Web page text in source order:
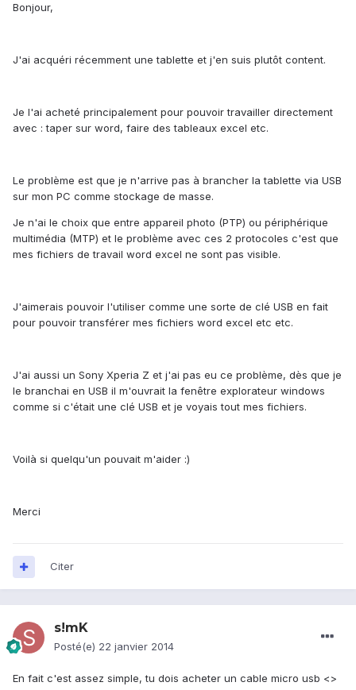
Bonjour,
J'ai acquéri récemment une tablette et j'en suis plutôt content.
Je l'ai acheté principalement pour pouvoir travailler directement
avec : taper sur word, faire des tableaux excel etc.
Le problème est que je n'arrive pas à brancher la tablette via USB
sur mon PC comme stockage de masse.
Je n'ai le choix que entre appareil photo (PTP) ou périphérique
multimédia (MTP) et le problème avec ces 2 protocoles c'est que
mes fichiers de travail word excel ne sont pas visible.
J'aimerais pouvoir l'utiliser comme une sorte de clé USB en fait
pour pouvoir transférer mes fichiers word excel etc etc.
J'ai aussi un Sony Xperia Z et j'ai pas eu ce problème, dès que je
le branchai en USB il m'ouvrait la fenêtre explorateur windows
comme si c'était une clé USB et je voyais tout mes fichiers.
Voilà si quelqu'un pouvait m'aider :)
Merci
Citer
s!mK
Posté(e) 22 janvier 2014
En fait c'est assez simple, tu dois acheter un cable micro usb <>